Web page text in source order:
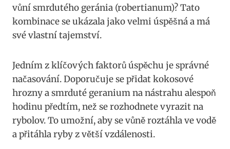
vůní smrdutého geránia (robertianum)?​ Tato
kombinace se ukázala‍ jako velmi úspěšná⁢ a má
své vlastní tajemství.
Jedním z klíčových faktorů úspěchu ⁢je ‍správné
načasování. Doporučuje se​ přidat kokosové
hrozny a smrduté​ geranium na nástrahu alespoň
hodinu​ předtím, než se rozhodnete vyrazit na
rybolov.⁢ To umožní, aby se vůně ‍roztáhla ve⁢ vodě
a ⁤přitáhla ryby z větší vzdálenosti.